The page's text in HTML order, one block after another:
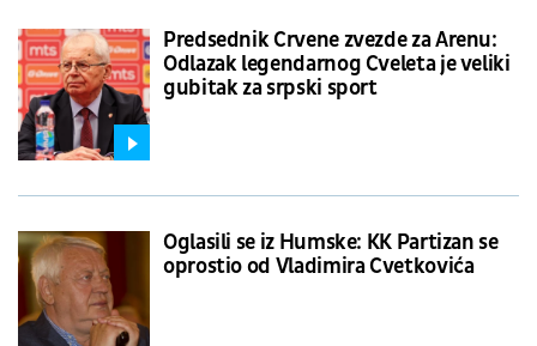
Predsednik Crvene zvezde za Arenu:
Odlazak legendarnog Cveleta je veliki
gubitak za srpski sport
Oglasili se iz Humske: KK Partizan se
oprostio od Vladimira Cvetkovića